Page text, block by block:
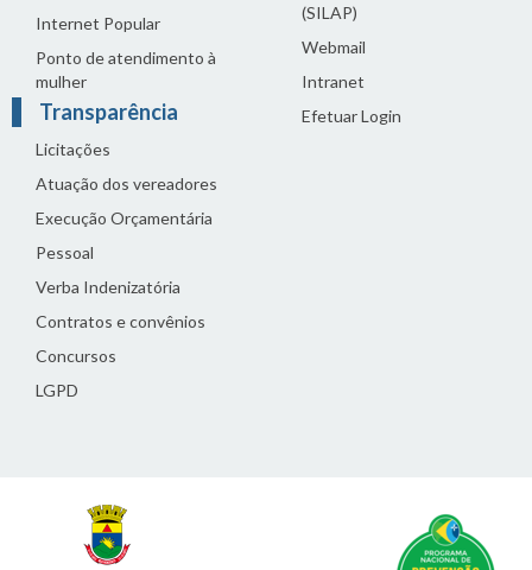
Internet Popular
Ponto de atendimento à
mulher
Transparência
Licitações
Atuação dos vereadores
Execução Orçamentária
Pessoal
Verba Indenizatória
Contratos e convênios
Concursos
LGPD
(SILAP)
Webmail
Intranet
Efetuar Login